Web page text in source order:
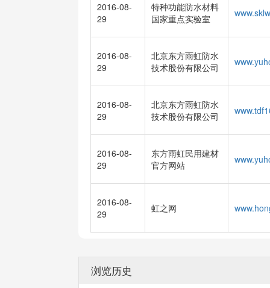
2016-08-
29
特种功能防水材料
国家重点实验室
2016-08-
29
北京东方雨虹防水
技术股份有限公司
2016-08-
29
北京东方雨虹防水
技术股份有限公司
2016-08-
29
东方雨虹民用建材
官方网站
2016-08-
29
虹之网
浏览历史